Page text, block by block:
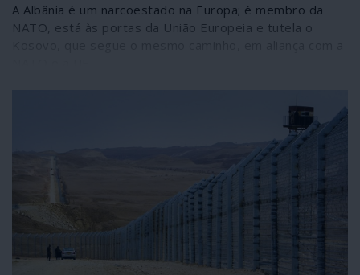
A Albânia é um narcoestado na Europa; é membro da
NATO, está às portas da União Europeia e tutela o